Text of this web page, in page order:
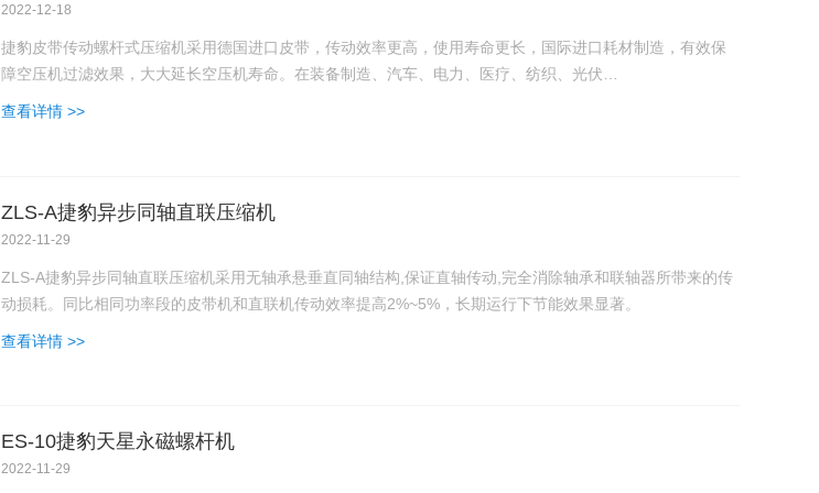
2022-12-18
捷豹皮带传动螺杆式压缩机采用德国进口皮带，传动效率更高，使用寿命更长，国际进口耗材制造，有效保
障空压机过滤效果，大大延长空压机寿命。在装备制造、汽车、电力、医疗、纺织、光伏…
查看详情 >>
ZLS-A捷豹异步同轴直联压缩机
2022-11-29
ZLS-A捷豹异步同轴直联压缩机采用无轴承悬垂直同轴结构,保证直轴传动,完全消除轴承和联轴器所带来的传
动损耗。同比相同功率段的皮带机和直联机传动效率提高2%~5%，长期运行下节能效果显著。
查看详情 >>
ES-10捷豹天星永磁螺杆机
2022-11-29